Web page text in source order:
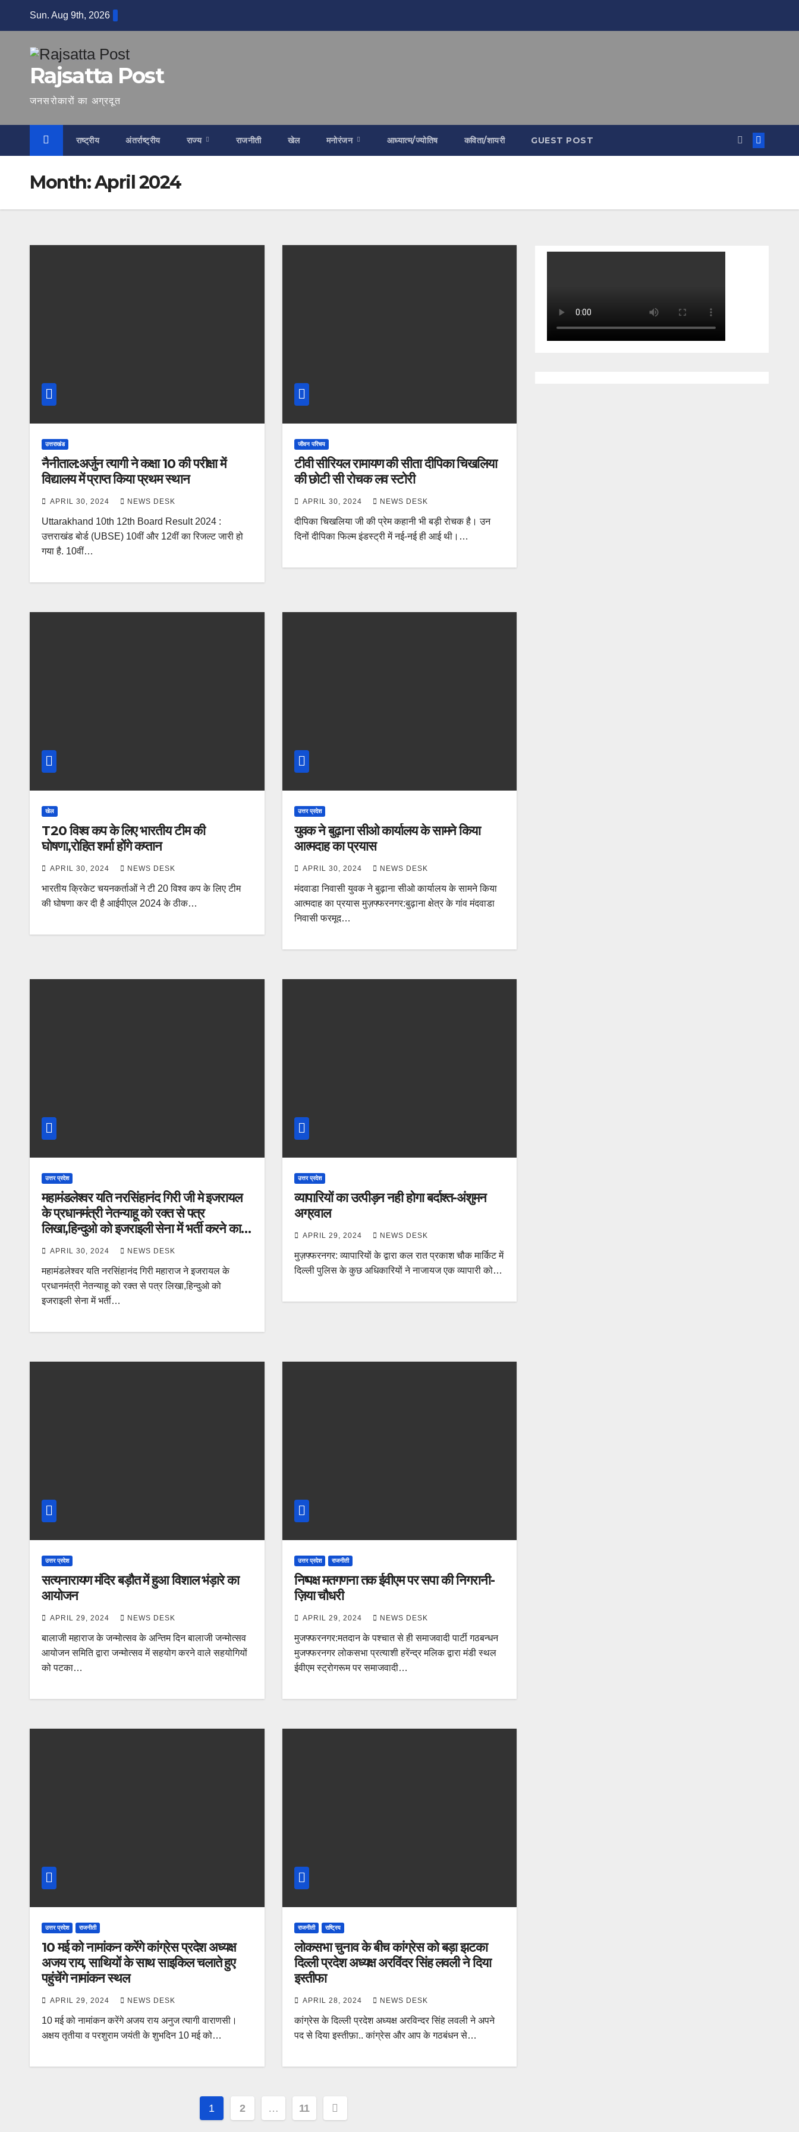
Sun. Aug 9th, 2026
Rajsatta Post
जनसरोकारों का अग्रदूत
राष्ट्रीय अंतर्राष्ट्रीय राज्य राजनीती खेल मनोरंजन आध्यात्म/ज्योतिष कविता/शायरी GUEST POST
Month:April 2024
उत्तराखंड
नैनीताल:अर्जुन त्यागी ने कक्षा 10 की परीक्षा में
विद्यालय में प्राप्त किया प्रथम स्थान
APRIL 30, 2024 NEWS DESK
Uttarakhand 10th 12th Board Result 2024 :
उत्तराखंड बोर्ड (UBSE) 10वीं और 12वीं का रिजल्ट जारी हो
गया है. 10वीं…
जीवन परिचय
टीवी सीरियल रामायण की सीता दीपिका चिखलिया
की छोटी सी रोचक लव स्टोरी
APRIL 30, 2024 NEWS DESK
दीपिका चिखलिया जी की प्रेम कहानी भी बड़ी रोचक है। उन
दिनों दीपिका फिल्म इंडस्ट्री में नई-नई ही आई थी।…
खेल
T20 विश्व कप के लिए भारतीय टीम की
घोषणा,रोहित शर्मा होंगे कप्तान
APRIL 30, 2024 NEWS DESK
भारतीय क्रिकेट चयनकर्ताओं ने टी 20 विश्व कप के लिए टीम
की घोषणा कर दी है आईपीएल 2024 के ठीक…
उत्तर प्रदेश
युवक ने बुढ़ाना सीओ कार्यालय के सामने किया
आत्मदाह का प्रयास
APRIL 30, 2024 NEWS DESK
मंदवाडा निवासी युवक ने बुढ़ाना सीओ कार्यालय के सामने किया
आत्मदाह का प्रयास मुज़फ्फरनगर:बुढ़ाना क्षेत्र के गांव मंदवाडा
निवासी फरमूद…
उत्तर प्रदेश
महामंडलेश्वर यति नरसिंहानंद गिरी जी मे इजरायल
के प्रधानमंत्री नेतन्याहू को रक्त से पत्र
लिखा,हिन्दुओ को इजराइली सेना में भर्ती करने का
सुझाव दिया
APRIL 30, 2024 NEWS DESK
महामंडलेश्वर यति नरसिंहानंद गिरी महाराज ने इजरायल के
प्रधानमंत्री नेतन्याहू को रक्त से पत्र लिखा,हिन्दुओ को
इजराइली सेना में भर्ती…
उत्तर प्रदेश
व्यापारियों का उत्पीड़न नही होगा बर्दाश्त-अंशुमन
अग्रवाल
APRIL 29, 2024 NEWS DESK
मुज़फ्फरनगर: व्यापारियों के द्वारा कल रात प्रकाश चौक मार्किट में
दिल्ली पुलिस के कुछ अधिकारियों ने नाजायज एक व्यापारी को…
उत्तर प्रदेश
सत्यनारायण मंदिर बड़ौत में हुआ विशाल भंड़ारे का
आयोजन
APRIL 29, 2024 NEWS DESK
बालाजी महाराज के जन्मोत्सव के अन्तिम दिन बालाजी जन्मोत्सव
आयोजन समिति द्वारा जन्मोत्सव में सहयोग करने वाले सहयोगियों
को पटका…
उत्तर प्रदेश राजनीती
निष्पक्ष मतगणना तक ईवीएम पर सपा की निगरानी-
ज़िया चौधरी
APRIL 29, 2024 NEWS DESK
मुजफ्फरनगर:मतदान के पश्चात से ही समाजवादी पार्टी गठबन्धन
मुजफ्फरनगर लोकसभा प्रत्याशी हरेंन्द्र मलिक द्वारा मंडी स्थल
ईवीएम स्ट्रोगरूम पर समाजवादी…
उत्तर प्रदेश राजनीती
10 मई को नामांकन करेंगे कांग्रेस प्रदेश अध्यक्ष
अजय राय, साथियों के साथ साइकिल चलाते हुए
पहुंचेंगे नामांकन स्थल
APRIL 29, 2024 NEWS DESK
10 मई को नामांकन करेंगे अजय राय अनुज त्यागी वाराणसी।
अक्षय तृतीया व परशुराम जयंती के शुभदिन 10 मई को…
राजनीती राष्ट्रिय
लोकसभा चुनाव के बीच कांग्रेस को बड़ा झटका
दिल्ली प्रदेश अध्यक्ष अरविंदर सिंह लवली ने दिया
इस्तीफा
APRIL 28, 2024 NEWS DESK
कांग्रेस के दिल्ली प्रदेश अध्यक्ष अरविन्दर सिंह लवली ने अपने
पद से दिया इस्तीफ़ा.. कांग्रेस और आप के गठबंधन से…
Posts
1 2 … 11